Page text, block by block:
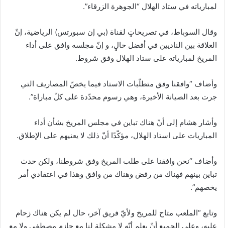
لمبارياته في ستاد الهلال “الجوهرة الزرقاء”.
وقال السوباط، في تصريحاتٍ لقناة (بي إن سبورتس) الرياضية، إنّ
العلاقة بين الناديين في أفضل حالٍ، و إنّ مجلسه وافق على أداء
المريخ لمبارياته على ستاد الهلال وفق شروط.
وأضاف “وافقنا وفق متطلّبات الاستاد فيما يخصّ المصاريف التي
جرت بعد الصيانة الأخيرة، وهي رسوم محدّدة على كلّ مباراة”.
وأشار هشام إلى أنّ هناك تباين في مجلس المريخ بشأن أداء
المباريات على استاد الهلال، مؤكّدًا أنّ ذلك لا يعنيهم على الإطلاق.
وأضاف “نحن وافقنا على طلب المريخ وفق شروطنا، ولكن حدث
تباين بينهم فهناك من رفض وهناك من وافق وهذا في اعتقادي أمر
يخصهم”.
وتابع “الملعب متاح للمريخ ولأيّ فريق آخر، حال لم يكن هناك زحام
عليه، وعلى الجميع أنّ يعلم أنّه لا مشكلة لنا مع حازم مصطفى ولا مع